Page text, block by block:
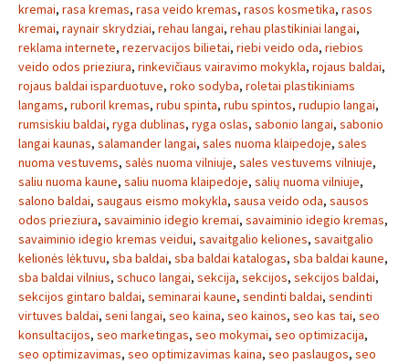
kremai, rasa kremas, rasa veido kremas, rasos kosmetika, rasos
kremai, raynair skrydziai, rehau langai, rehau plastikiniai langai,
reklama internete, rezervacijos bilietai, riebi veido oda, riebios
veido odos prieziura, rinkevičiaus vairavimo mokykla, rojaus baldai,
rojaus baldai isparduotuve, roko sodyba, roletai plastikiniams
langams, ruboril kremas, rubu spinta, rubu spintos, rudupio langai,
rumsiskiu baldai, ryga dublinas, ryga oslas, sabonio langai, sabonio
langai kaunas, salamander langai, sales nuoma klaipedoje, sales
nuoma vestuvems, salės nuoma vilniuje, sales vestuvems vilniuje,
saliu nuoma kaune, saliu nuoma klaipedoje, salių nuoma vilniuje,
salono baldai, saugaus eismo mokykla, sausa veido oda, sausos
odos prieziura, savaiminio idegio kremai, savaiminio idegio kremas,
savaiminio idegio kremas veidui, savaitgalio keliones, savaitgalio
kelionės lėktuvu, sba baldai, sba baldai katalogas, sba baldai kaune,
sba baldai vilnius, schuco langai, sekcija, sekcijos, sekcijos baldai,
sekcijos gintaro baldai, seminarai kaune, sendinti baldai, sendinti
virtuves baldai, seni langai, seo kaina, seo kainos, seo kas tai, seo
konsultacijos, seo marketingas, seo mokymai, seo optimizacija,
seo optimizavimas, seo optimizavimas kaina, seo paslaugos, seo